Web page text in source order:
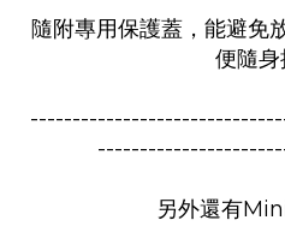
隨附專用保護蓋，能避免
便隨身
另外還有